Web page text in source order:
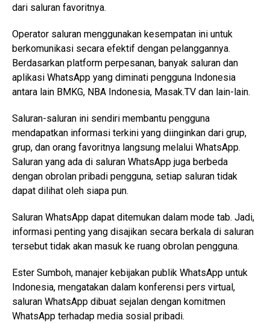
dari saluran favoritnya.
Operator saluran menggunakan kesempatan ini untuk
berkomunikasi secara efektif dengan pelanggannya.
Berdasarkan platform perpesanan, banyak saluran dan
aplikasi WhatsApp yang diminati pengguna Indonesia
antara lain BMKG, NBA Indonesia, Masak.TV dan lain-lain.
Saluran-saluran ini sendiri membantu pengguna
mendapatkan informasi terkini yang diinginkan dari grup,
grup, dan orang favoritnya langsung melalui WhatsApp.
Saluran yang ada di saluran WhatsApp juga berbeda
dengan obrolan pribadi pengguna, setiap saluran tidak
dapat dilihat oleh siapa pun.
Saluran WhatsApp dapat ditemukan dalam mode tab. Jadi,
informasi penting yang disajikan secara berkala di saluran
tersebut tidak akan masuk ke ruang obrolan pengguna.
Ester Sumboh, manajer kebijakan publik WhatsApp untuk
Indonesia, mengatakan dalam konferensi pers virtual,
saluran WhatsApp dibuat sejalan dengan komitmen
WhatsApp terhadap media sosial pribadi.